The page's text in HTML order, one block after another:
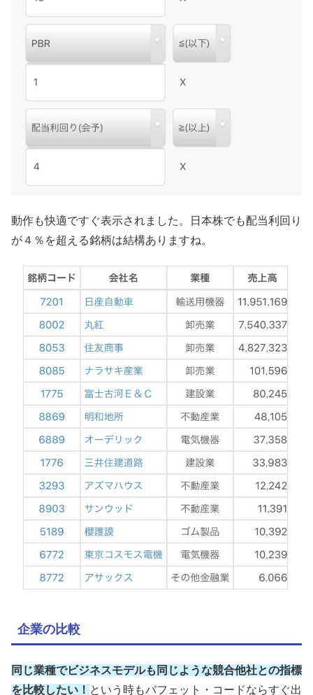
動作も快適ですぐ表示されました。日本株でも配当利回り
が４％を超える銘柄は結構ありますね。
企業の比較
同じ業種でビジネスモデルも同じような競合他社との指標
を比較したい！ という時もバフェット・コードならすぐ出